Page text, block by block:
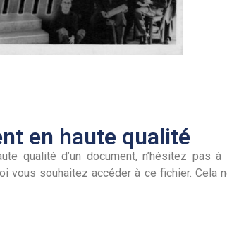
en haute qualité
qualité d’un document, n’hésitez
vous souhaitez accéder à ce fichier.